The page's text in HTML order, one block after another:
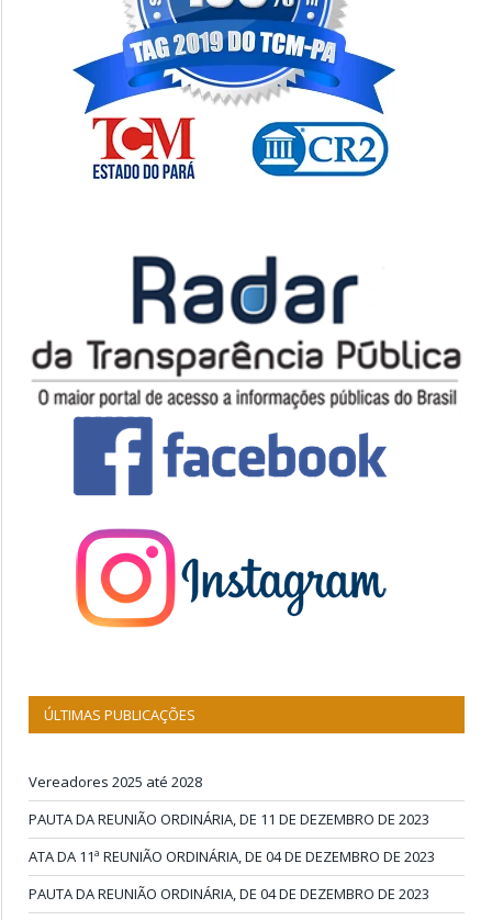
ÚLTIMAS PUBLICAÇÕES
Vereadores 2025 até 2028
PAUTA DA REUNIÃO ORDINÁRIA, DE 11 DE DEZEMBRO DE 2023
ATA DA 11ª REUNIÃO ORDINÁRIA, DE 04 DE DEZEMBRO DE 2023
PAUTA DA REUNIÃO ORDINÁRIA, DE 04 DE DEZEMBRO DE 2023